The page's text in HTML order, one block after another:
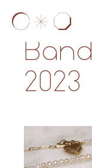
2023